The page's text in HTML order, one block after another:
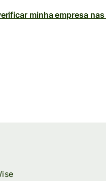
minha empresa